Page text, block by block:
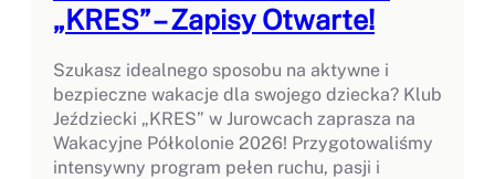
„KRES” – Zapisy Otwarte!
Szukasz idealnego sposobu na aktywne i
bezpieczne wakacje dla swojego dziecka? Klub
Jeździecki „KRES” w Jurowcach zaprasza na
Wakacyjne Półkolonie 2026! Przygotowaliśmy
intensywny program pełen ruchu, pasji i